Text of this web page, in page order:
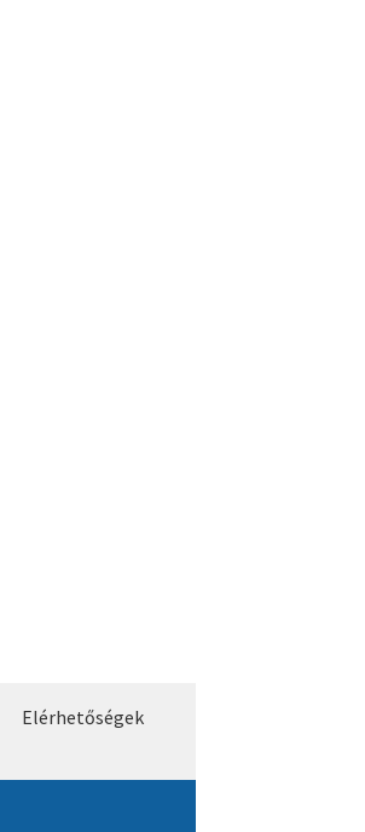
Elérhetőségek